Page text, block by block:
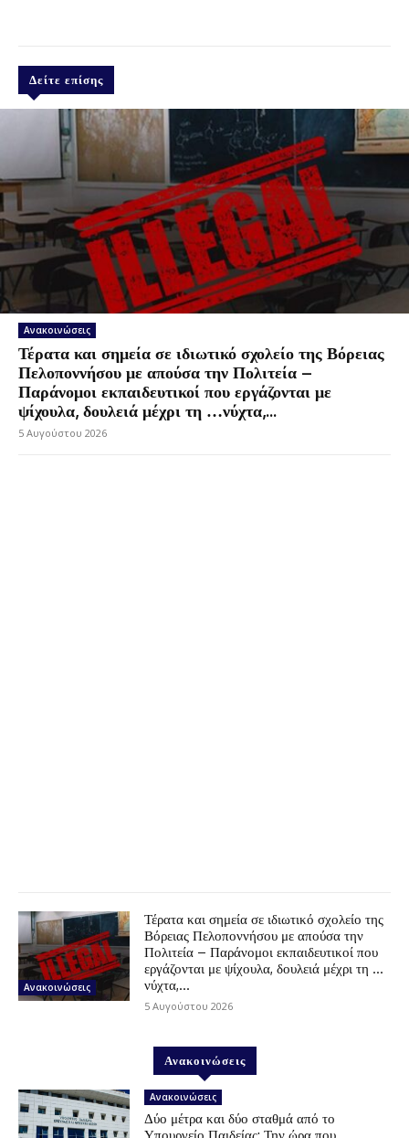
Δείτε επίσης
Ανακοινώσεις
Τέρατα και σημεία σε ιδιωτικό σχολείο της Βόρειας
Πελοποννήσου με απούσα την Πολιτεία –
Παράνομοι εκπαιδευτικοί που εργάζονται με
ψίχουλα, δουλειά μέχρι τη …νύχτα,...
5 Αυγούστου 2026
Ανακοινώσεις
Τέρατα και σημεία σε ιδιωτικό σχολείο της
Βόρειας Πελοποννήσου με απούσα την
Πολιτεία – Παράνομοι εκπαιδευτικοί που
εργάζονται με ψίχουλα, δουλειά μέχρι τη …
νύχτα,...
5 Αυγούστου 2026
Ανακοινώσεις
Ανακοινώσεις
Δύο μέτρα και δύο σταθμά από το